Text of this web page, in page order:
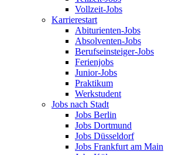
Vollzeit-Jobs
Karrierestart
Abiturienten-Jobs
Absolventen-Jobs
Berufseinsteiger-Jobs
Ferienjobs
Junior-Jobs
Praktikum
Werkstudent
Jobs nach Stadt
Jobs Berlin
Jobs Dortmund
Jobs Düsseldorf
Jobs Frankfurt am Main